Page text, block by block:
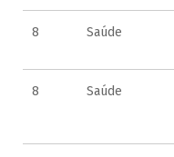
8 Saúde
8 Saúde